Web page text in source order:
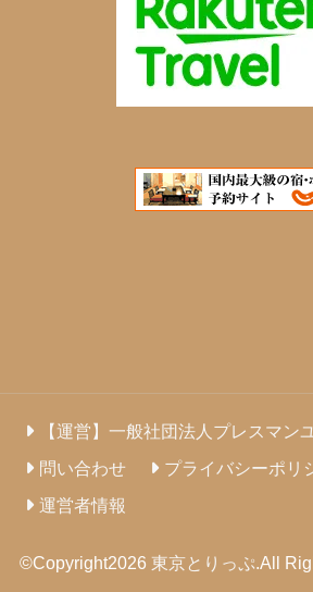
【運営】一般社団法人プレスマン
問い合わせ
プライバシーポリ
運営者情報
©Copyright2026 東京とりっぷ.All